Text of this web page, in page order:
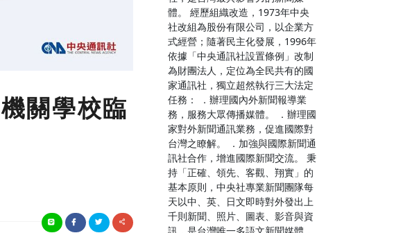
關學校臨
體。 經歷組織改造，1973年中央
社改組為股份有限公司，以企業方
式經營；隨著民主化發展，1996年
依據「中央通訊社設置條例」改制
為財團法人，定位為全民共有的國
家通訊社，獨立超然執行三大法定
任務： ．辦理國內外新聞報導業
務，服務大眾傳播媒體。 ．辦理國
家對外新聞通訊業務，促進國際對
台灣之瞭解。 ．加強與國際新聞通
訊社合作，增進國際新聞交流。 秉
持「正確、領先、客觀、翔實」的
基本原則，中央社專業新聞團隊每
天以中、英、日文即時對外發出上
千則新聞、照片、圖表、影音與資